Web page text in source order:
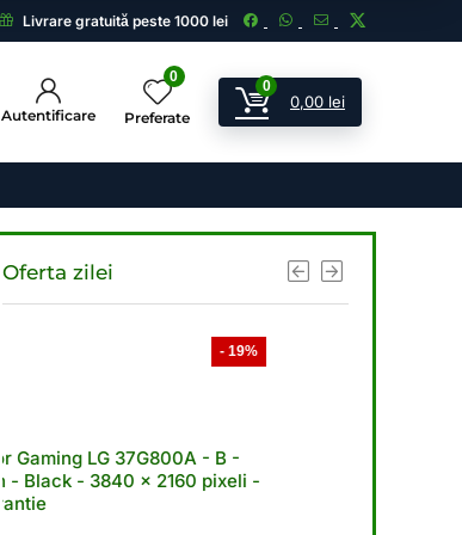
Livrare gratuită peste 1000 lei
Autentificare
0
Preferate
0
0,00 lei
Oferta zilei